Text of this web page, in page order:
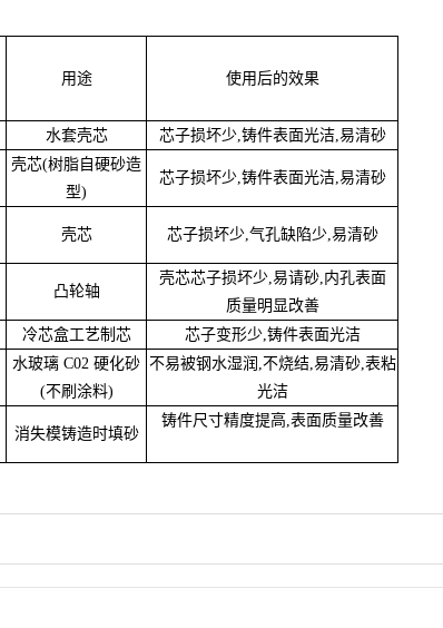
用途 使用后的效果
水套壳芯 芯子损坏少,铸件表面光洁,易清砂
壳芯(树脂自硬砂造
型)
芯子损坏少,铸件表面光洁,易清砂
壳芯 芯子损坏少,气孔缺陷少,易清砂
凸轮轴
壳芯芯子损坏少,易请砂,内孔表面
质量明显改善
冷芯盒工艺制芯 芯子变形少,铸件表面光洁
水玻璃 C02 硬化砂
(不刷涂料)
不易被钢水湿润,不烧结,易清砂,表粘
光洁
消失模铸造时填砂
铸件尺寸精度提高,表面质量改善